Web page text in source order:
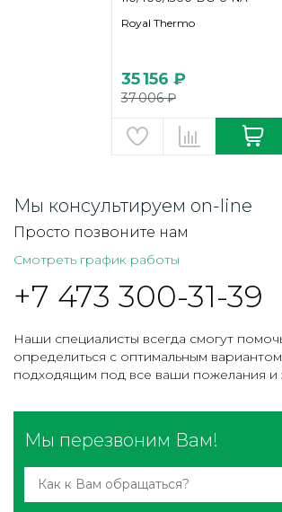
Royal Thermo
35 156 ₽
37 006 ₽
Мы консультируем on-line
Просто позвоните нам
Смотреть график работы
+7 473 300-31-39
Наши специалисты всегда смогут
определиться с оптимальным
подходящим под все ваши пожелания и
Мы перезвоним Вам!